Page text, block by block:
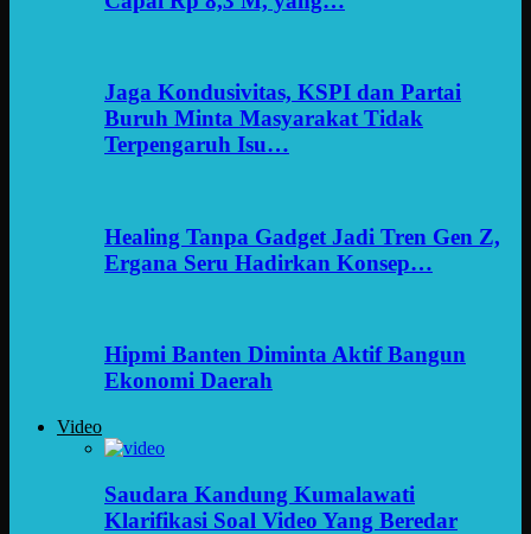
Jaga Kondusivitas, KSPI dan Partai
Buruh Minta Masyarakat Tidak
Terpengaruh Isu…
Healing Tanpa Gadget Jadi Tren Gen Z,
Ergana Seru Hadirkan Konsep…
Hipmi Banten Diminta Aktif Bangun
Ekonomi Daerah
Video
Saudara Kandung Kumalawati
Klarifikasi Soal Video Yang Beredar